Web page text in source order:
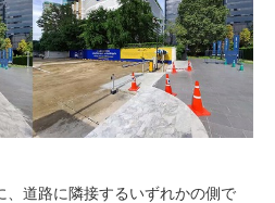
、道路に隣接するいずれかの側で